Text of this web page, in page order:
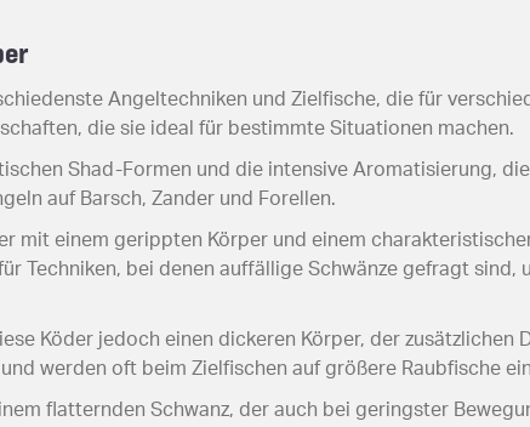
Angeltechniken und Zielfische, die für
die sie ideal für bestimmte Situationen machen.
Shad-Formen und die intensive Aromatisierung,
auf Barsch, Zander und Forellen.
mit einem gerippten Körper und einem
Techniken, bei denen auffällige Schwänze gefragt sind,
Köder jedoch einen dickeren Körper, der zusätzlichen
werden oft beim Zielfischen auf größere Raubfische
flatternden Schwanz, der auch bei geringster